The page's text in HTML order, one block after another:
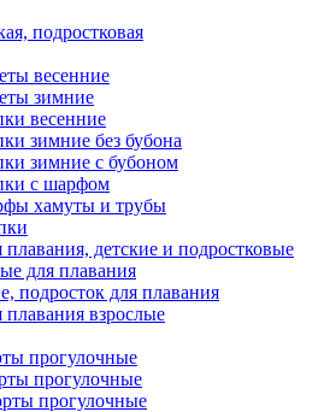
подростковая
весенние
зимние
весенние
зимние без бубона
зимние с бубоном
с шарфом
хамуты и трубы
детские и подростковые
для плавания
подросток для плавания
взрослые
прогулочные
прогулочные
прогулочные